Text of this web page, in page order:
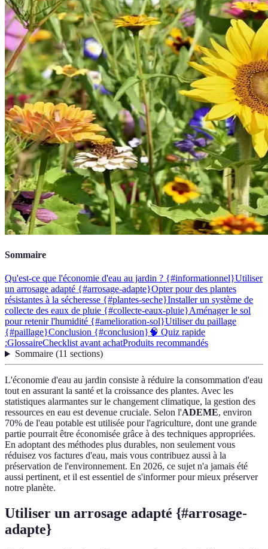
Sommaire
Qu'est-ce que l'économie d'eau au jardin ? {#informationnel}Utiliser
un arrosage adapté {#arrosage-adapte}Opter pour des plantes
résistantes à la sécheresse {#plantes-seche}Installer un système de
collecte des eaux de pluie {#collecte-eaux-pluie}Aménager le sol
pour retenir l'humidité {#amelioration-sol}Utiliser du paillage
{#paillage}Conclusion {#conclusion}🧠 Quiz rapide
:GlossaireChecklist avant achatProduits recommandés
Sommaire(11 sections)
L'économie d'eau au jardin consiste à réduire la consommation d'eau
tout en assurant la santé et la croissance des plantes. Avec les
statistiques alarmantes sur le changement climatique, la gestion des
ressources en eau est devenue cruciale. Selon l'ADEME, environ
70% de l'eau potable est utilisée pour l'agriculture, dont une grande
partie pourrait être économisée grâce à des techniques appropriées.
En adoptant des méthodes plus durables, non seulement vous
réduisez vos factures d'eau, mais vous contribuez aussi à la
préservation de l'environnement. En 2026, ce sujet n'a jamais été
aussi pertinent, et il est essentiel de s'informer pour mieux préserver
notre planète.
Utiliser un arrosage adapté {#arrosage-
adapte}